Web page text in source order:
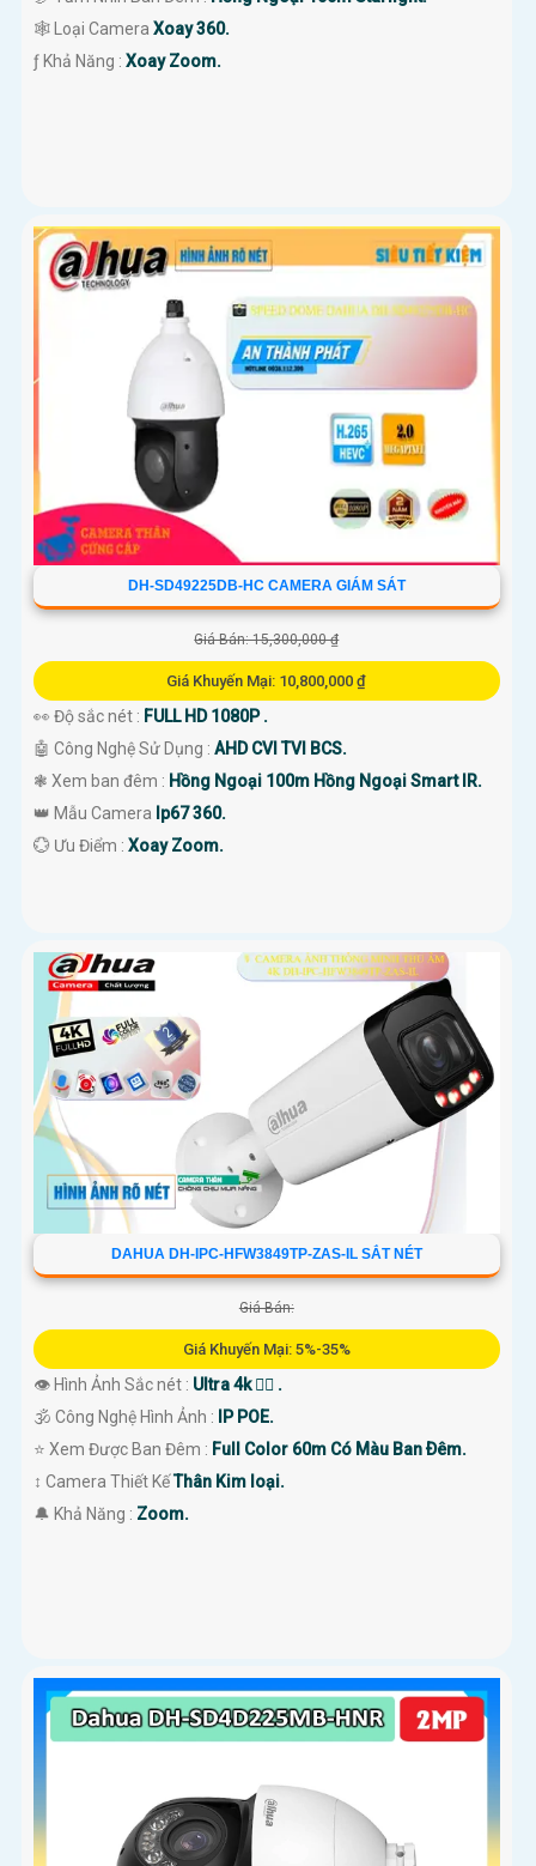
🕸️ Loại Camera Xoay 360.
️ƒ Khả Năng : Xoay Zoom.
DH-SD49225DB-HC CAMERA GIÁM SÁT
Giá Bán: 15,300,000 ₫
Giá Khuyến Mại: 10,800,000 ₫
👀 Độ sắc nét : FULL HD 1080P .
🤖️ Công Nghệ Sử Dụng : AHD CVI TVI BCS.
❃ Xem ban đêm : Hồng Ngoại 100m Hồng Ngoại Smart IR.
👑 Mẫu Camera Ip67 360.
️💮 Ưu Điểm : Xoay Zoom.
DAHUA DH-IPC-HFW3849TP-ZAS-IL SẮT NÉT
Giá Bán:
Giá Khuyến Mại: 5%-35%
👁 Hình Ảnh Sắc nét : Ultra 4k 👍🏾 .
🕉️ Công Nghệ Hình Ảnh :
IP POE.
⭐ Xem Được Ban Đêm : Full Color 60m Có Màu Ban Ðêm.
↕️ Camera Thiết KếThân Kim loại.
️🔔 Khả Năng : Zoom.